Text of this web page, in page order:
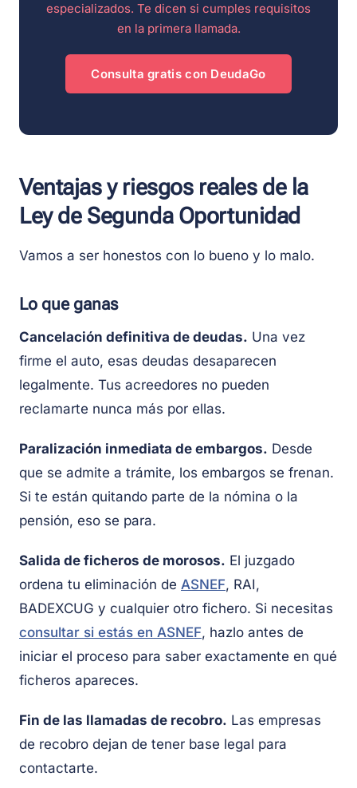
especializados. Te dicen si cumples requisitos
en la primera llamada.
Consulta gratis con DeudaGo
Ventajas y riesgos reales de la
Ley de Segunda Oportunidad
Vamos a ser honestos con lo bueno y lo malo.
Lo que ganas
Cancelación definitiva de deudas. Una vez
firme el auto, esas deudas desaparecen
legalmente. Tus acreedores no pueden
reclamarte nunca más por ellas.
Paralización inmediata de embargos. Desde
que se admite a trámite, los embargos se frenan.
Si te están quitando parte de la nómina o la
pensión, eso se para.
Salida de ficheros de morosos. El juzgado
ordena tu eliminación de ASNEF, RAI,
BADEXCUG y cualquier otro fichero. Si necesitas
consultar si estás en ASNEF, hazlo antes de
iniciar el proceso para saber exactamente en qué
ficheros apareces.
Fin de las llamadas de recobro. Las empresas
de recobro dejan de tener base legal para
contactarte.